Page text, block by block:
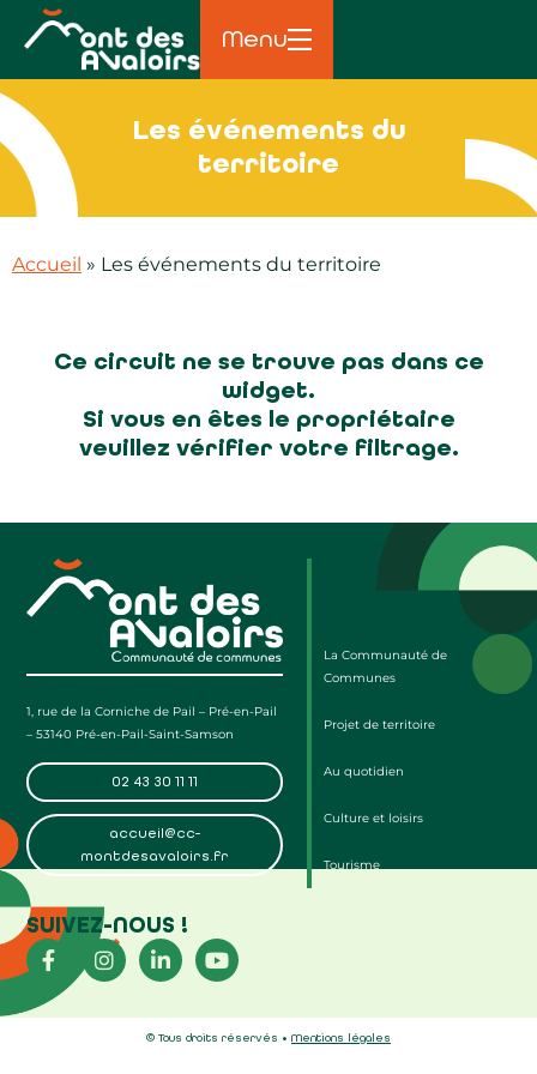
principal
Menu
Les événements du
territoire
Accueil » Les événements du territoire
Ce circuit ne se trouve pas dans ce
widget.
Si vous en êtes le propriétaire
veuillez vérifier votre filtrage.
1, rue de la Corniche de Pail – Pré-en-Pail
– 53140 Pré-en-Pail-Saint-Samson
02 43 30 11 11
accueil@cc-
montdesavaloirs.fr
La Communauté de
Communes
Projet de territoire
Au quotidien
Culture et loisirs
Tourisme
SUIVEZ-NOUS !
© Tous droits réservés • Mentions légales